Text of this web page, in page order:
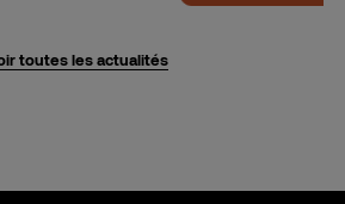
toutes les actualités